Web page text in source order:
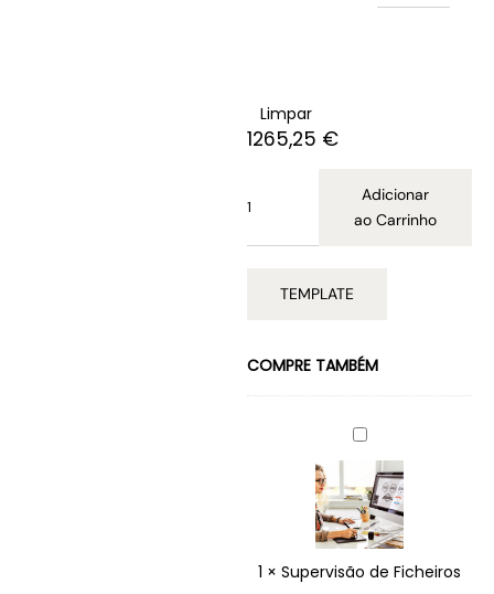
Limpar
1265,25 €
Adicionar
ao Carrinho
TEMPLATE
COMPRE TAMBÉM
S
E
R
V
S
1 × Supervisão de Ficheiros